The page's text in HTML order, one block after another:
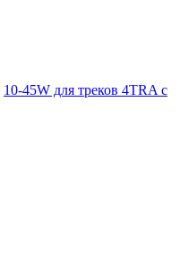
10-45W для треков 4TRA с